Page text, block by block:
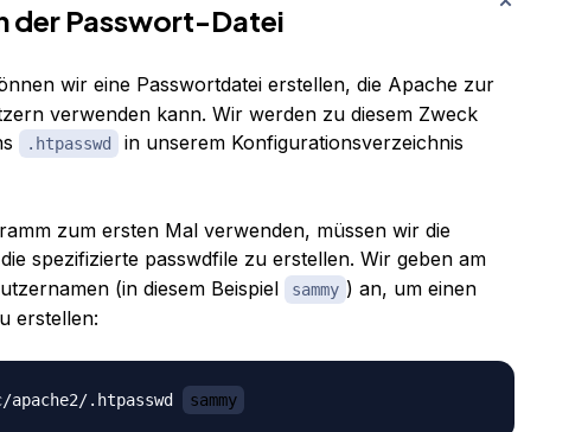
der Passwort-Datei
wir eine Passwortdatei erstellen, die Apache zur
verwenden kann. Wir werden zu diesem Zweck
.htpasswd in unserem Konfigurationsverzeichnis
zum ersten Mal verwenden, müssen wir die
spezifizierte passwdfilezu erstellen. Wir geben am
(in diesem Beispiel
sammy ) an, um einen
erstellen:
.htpasswd sammy